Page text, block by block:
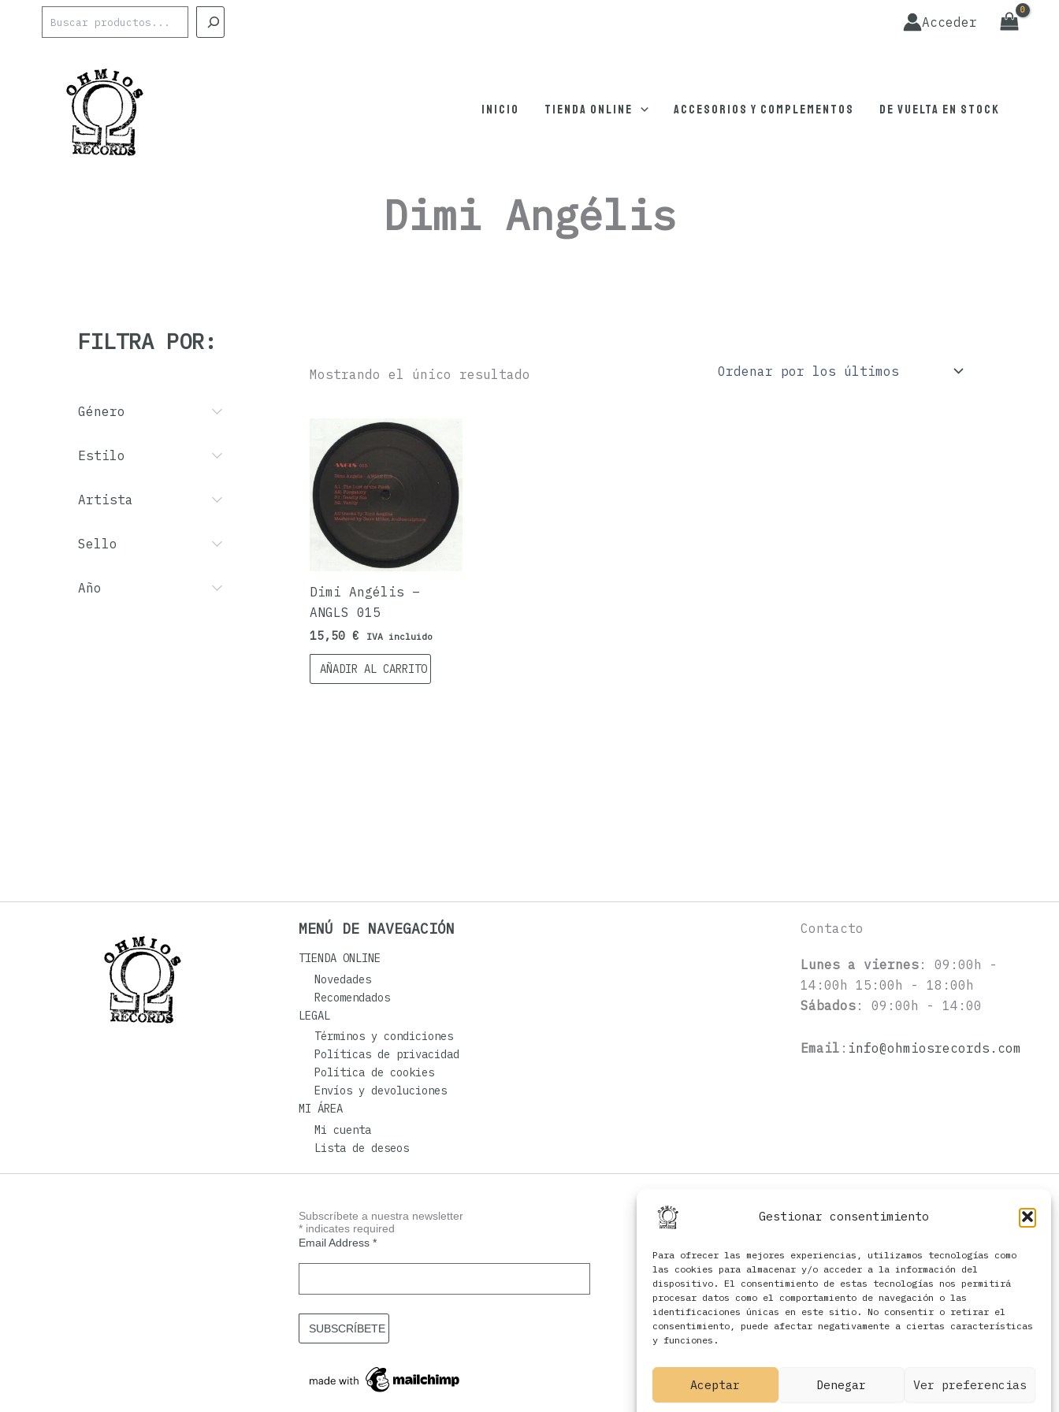
Gestionar consentimiento
Para ofrecer las mejores experiencias, utilizamos tecnologías como
las cookies para almacenar y/o acceder a la información del
dispositivo. El consentimiento de estas tecnologías nos permitirá
procesar datos como el comportamiento de navegación o las
identificaciones únicas en este sitio. No consentir o retirar el
consentimiento, puede afectar negativamente a ciertas características
y funciones.
Aceptar Denegar Ver preferencias
Acceder
Inicio Tienda online Accesorios y complementos De vuelta en stock
Dimi Angélis
FILTRA POR:
Género
Estilo
Artista
Sello
Año
Mostrando el único resultado
Dimi Angélis –
ANGLS 015
15,50€ IVA incluido
AÑADIR AL CARRITO
MENÚ DE NAVEGACIÓN
TIENDA ONLINE
Novedades
Recomendados
LEGAL
Términos y condiciones
Políticas de privacidad
Política de cookies
Envíos y devoluciones
MI ÁREA
Mi cuenta
Lista de deseos
Contacto
Lunes a viernes: 09:00h -
14:00h 15:00h - 18:00h
Sábados: 09:00h - 14:00
Email : info@ohmiosrecords.com
Subscríbete a nuestra newsletter
*indicates required
Email Address *